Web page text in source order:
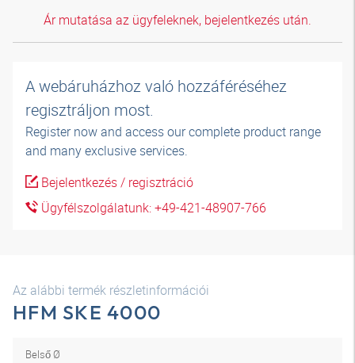
Ár mutatása az ügyfeleknek, bejelentkezés után.
A webáruházhoz való hozzáféréséhez
regisztráljon most.
Register now and access our complete product range
and many exclusive services.
Bejelentkezés / regisztráció
Ügyfélszolgálatunk: +49-421-48907-766
Az alábbi termék részletinformációi
HFM SKE 4000
Belső Ø